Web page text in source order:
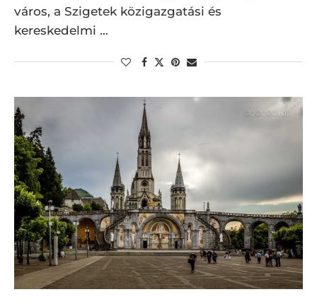
város, a Szigetek közigazgatási és
kereskedelmi …